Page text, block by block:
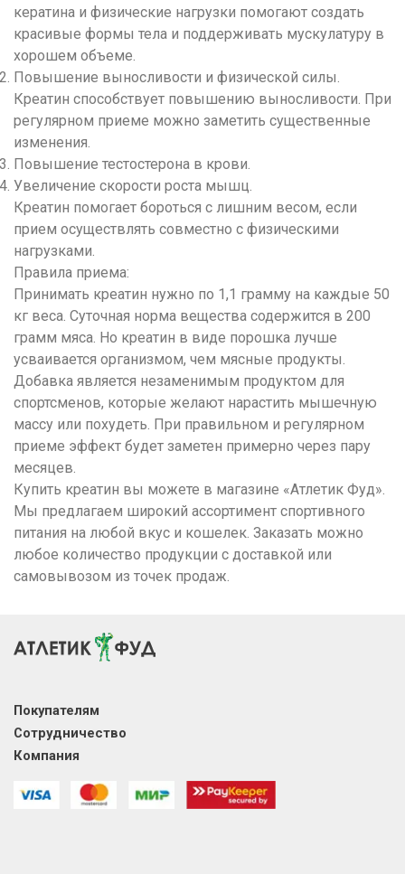
кератина и физические нагрузки помогают создать
красивые формы тела и поддерживать мускулатуру в
хорошем объеме.
Повышение выносливости и физической силы.
Креатин способствует повышению выносливости. При
регулярном приеме можно заметить существенные
изменения.
Повышение тестостерона в крови.
Увеличение скорости роста мышц.
Креатин помогает бороться с лишним весом, если
прием осуществлять совместно с физическими
нагрузками.
Правила приема:
Принимать креатин нужно по 1,1 грамму на каждые 50
кг веса. Суточная норма вещества содержится в 200
грамм мяса. Но креатин в виде порошка лучше
усваивается организмом, чем мясные продукты.
Добавка является незаменимым продуктом для
спортсменов, которые желают нарастить мышечную
массу или похудеть. При правильном и регулярном
приеме эффект будет заметен примерно через пару
месяцев.
Купить креатин вы можете в магазине «Атлетик Фуд».
Мы предлагаем широкий ассортимент спортивного
питания на любой вкус и кошелек. Заказать можно
любое количество продукции с доставкой или
самовывозом из точек продаж.
Покупателям
Сотрудничество
Компания